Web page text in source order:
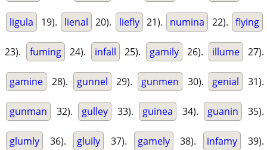
ligula 19). lienal 20). liefly 21). numina 22). flying
23). fuming 24). infall 25). gamily 26). illume 27).
gamine 28). gunnel 29). gunmen 30). genial 31).
gunman 32). gulley 33). guinea 34). guanin 35).
glumly 36). gluily 37). gamely 38). infamy 39).